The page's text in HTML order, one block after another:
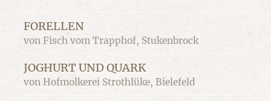
FORELLEN
von Fisch vom Trapphof, Stukenbrock
JOGHURT UND QUARK
von Hofmolkerei Strothlüke, Bielefeld